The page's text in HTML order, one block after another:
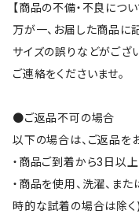
【商品の不備・不良につい
万が一、お届した商品に
サイズの誤りなどがござ
ご連絡をくださいませ。
●ご返品不可の場合
以下の場合は、ご返品を
・商品ご到着から3日以
・商品を使用、洗濯、ま
時的な試着の場合は除く)